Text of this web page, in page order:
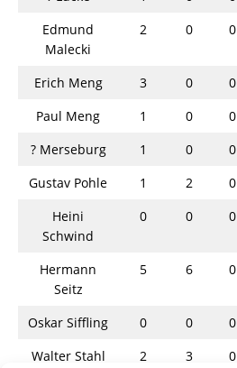
Edmund
Malecki
2 0 0
Erich Meng 3 0 0
Paul Meng
1 0 0
? Merseburg
1 0 0
Gustav Pohle
1 2 0
Heini
Schwind
0 0 0
Hermann
Seitz
5 6 0
Oskar Siffling 0 0 0
Walter Stahl
2 3 0